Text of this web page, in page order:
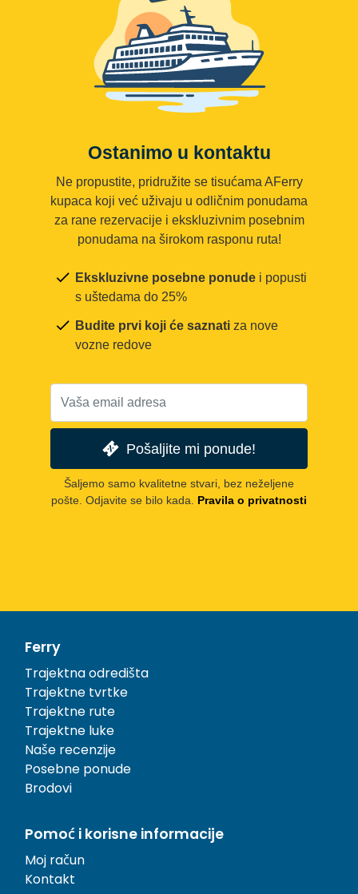
Ostanimo u kontaktu
Ne propustite, pridružite se tisućama AFerry
kupaca koji već uživaju u odličnim ponudama
za rane rezervacije i ekskluzivnim posebnim
ponudama na širokom rasponu ruta!
Ekskluzivne posebne ponude i popusti
s uštedama do 25%
Budite prvi koji će saznati za nove
vozne redove
Pošaljite mi ponude!
Šaljemo samo kvalitetne stvari, bez neželjene
pošte. Odjavite se bilo kada. Pravila o privatnosti
Ferry
Trajektna odredišta
Trajektne tvrtke
Trajektne rute
Trajektne luke
Naše recenzije
Posebne ponude
Brodovi
Pomoć i korisne informacije
Moj račun
Kontakt